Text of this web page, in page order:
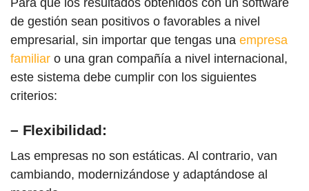
de gestión sean positivos o favorables a nivel
empresarial, sin importar que tengas una empresa
familiar o una gran compañía a nivel internacional,
este sistema debe cumplir con los siguientes
criterios:
– Flexibilidad:
Las empresas no son estáticas. Al contrario, van
cambiando, modernizándose y adaptándose al